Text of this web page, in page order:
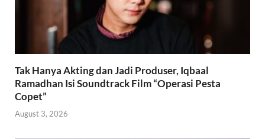
Tak Hanya Akting dan Jadi Produser, Iqbaal
Ramadhan Isi Soundtrack Film “Operasi Pesta
Copet”
August 3, 2026